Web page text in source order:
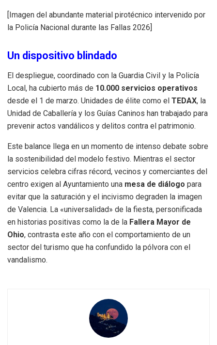
[Imagen del abundante material pirotécnico intervenido por
la Policía Nacional durante las Fallas 2026]
Un dispositivo blindado
El despliegue, coordinado con la Guardia Civil y la Policía
Local, ha cubierto más de 10.000 servicios operativos
desde el 1 de marzo. Unidades de élite como el TEDAX, la
Unidad de Caballería y los Guías Caninos han trabajado para
prevenir actos vandálicos y delitos contra el patrimonio.
Este balance llega en un momento de intenso debate sobre
la sostenibilidad del modelo festivo. Mientras el sector
servicios celebra cifras récord, vecinos y comerciantes del
centro exigen al Ayuntamiento una mesa de diálogo para
evitar que la saturación y el incivismo degraden la imagen
de Valencia. La «universalidad» de la fiesta, personificada
en historias positivas como la de la Fallera Mayor de
Ohio, contrasta este año con el comportamiento de un
sector del turismo que ha confundido la pólvora con el
vandalismo.